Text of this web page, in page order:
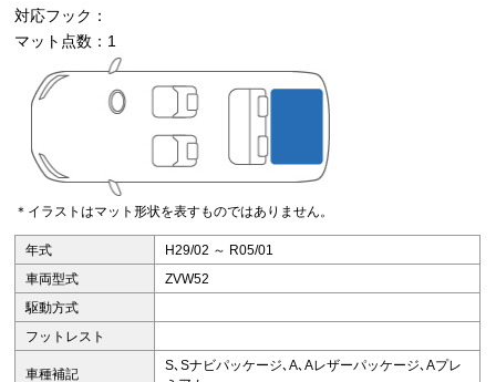
対応フック：
マット点数：1
＊イラストはマット形状を表すものではありません。
年式
H29/02 ～ R05/01
車両型式
ZVW52
駆動方式
フットレスト
車種補記
S､Sナビパッケージ､A､Aレザーパッケージ､Aプレ